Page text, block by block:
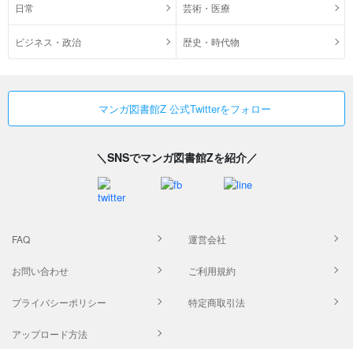
日常 芸術・医療
ビジネス・政治 歴史・時代物
マンガ図書館Z 公式Twitterをフォロー
＼SNSでマンガ図書館Zを紹介／
FAQ 運営会社
お問い合わせ ご利用規約
プライバシーポリシー 特定商取引法
アップロード方法